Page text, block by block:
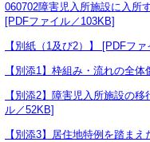
060702障害児入所施設に入所
[PDFファイル／103KB]
【別紙（1及び2）】 [PDFフ
【別添1】枠組み・流れの全
【別添2】障害児入所施設の
ル／52KB]
【別添3】居住地特例を踏ま